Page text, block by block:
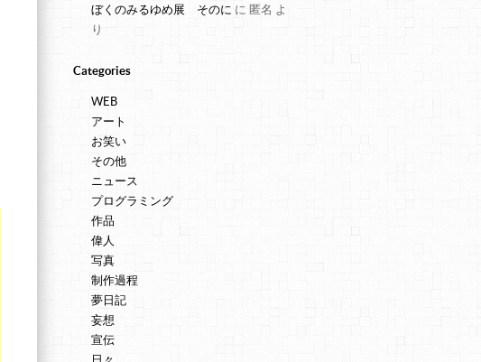
ぼくのみるゆめ展 そのに に 匿名 よ
り
Categories
WEB
アート
お笑い
その他
ニュース
プログラミング
作品
偉人
写真
制作過程
夢日記
妄想
宣伝